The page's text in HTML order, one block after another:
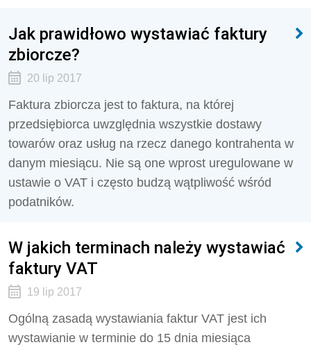
Jak prawidłowo wystawiać faktury
zbiorcze?
20 lip 2017
Faktura zbiorcza jest to faktura, na której
przedsiębiorca uwzględnia wszystkie dostawy
towarów oraz usług na rzecz danego kontrahenta w
danym miesiącu. Nie są one wprost uregulowane w
ustawie o VAT i często budzą wątpliwość wśród
podatników.
W jakich terminach należy wystawiać
faktury VAT
19 lip 2017
Ogólną zasadą wystawiania faktur VAT jest ich
wystawianie w terminie do 15 dnia miesiąca